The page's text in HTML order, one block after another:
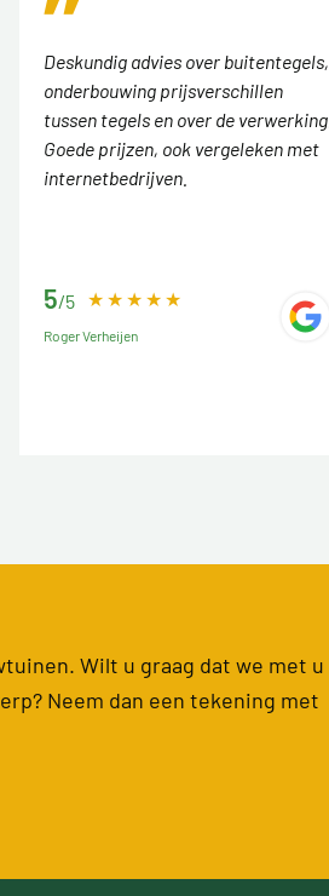
Deskundig advies over buitentegels,
onderbouwing prijsverschillen
tussen tegels en over de verwerking.
Goede prijzen, ook vergeleken met
internetbedrijven.
5/5
Roger Verheijen
Wilt u graag dat we met u
Neem dan een tekening met